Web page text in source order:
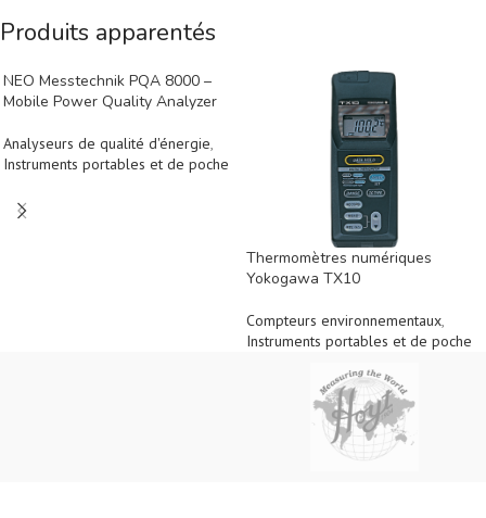
Produits apparentés
NEO Messtechnik PQA 8000 –
Mobile Power Quality Analyzer
Analyseurs de qualité d'énergie
Instruments portables et de poche
Thermomètres numériques
Yokogawa TX10
Compteurs environnementaux,
Instruments portables et de poche